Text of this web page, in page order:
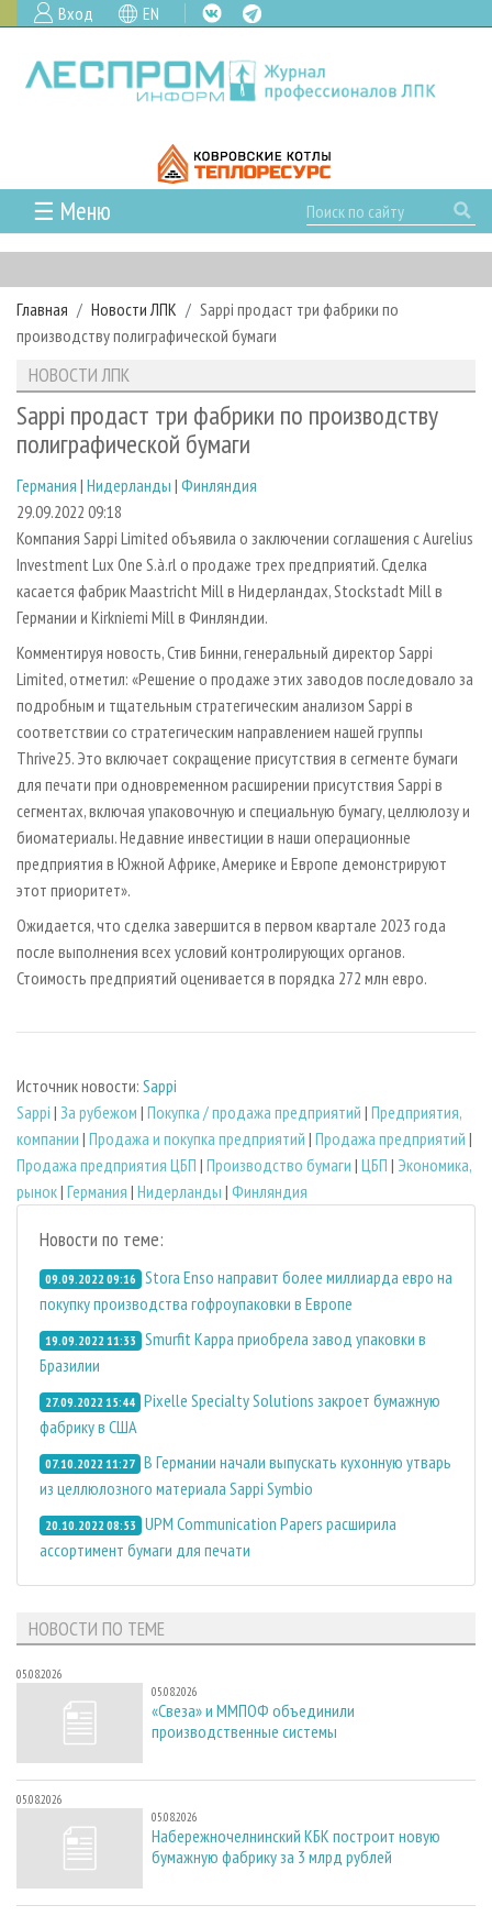
Вход EN
☰ Меню
ГЛАВНАЯ
РУБРИКИ И ТЕМЫ
РУБРИКИ ЖУРНАЛА
ЛЕСОЗАГОТОВКА
ЛЕСОПИЛЕНИЕ
СУШКА ДРЕВЕСИНЫ
ПРОИЗВОДСТВО ДРЕВЕСНЫХ ПЛИТ
ДЕРЕВЯННОЕ ДОМОСТРОЕНИЕ
ПРОИЗВОДСТВО МЕБЕЛИ
БИОЭНЕРГЕТИКА
ЦБП
ИНСТРУМЕНТ И МАТЕРИАЛЫ
НОВОСТИ
НОВОСТИ ЛПК
НОВОСТИ ЖУРНАЛА
ПРОЕКТЫ ЛПИ
АНАЛИТИКА
ПРЕДПРИЯТИЯ ЛПК
ПЕРСОНЫ
МОБИЛЬНЫЕ ВЫСТАВКИ
ОФИЦИАЛЬНЫЕ ДЕЛЕГАЦИИ
ПРИОРИТЕТНЫЕ ИНВЕСТПРОЕКТЫ
RUSSIAN FORESTRY REVIEW
ГАЗЕТА ЛЕСПРОМФОРУМ
БИБЛИОТЕКА СПЕЦИАЛИСТА
АРХИВ
АРХИВ ЖУРНАЛОВ
О ЖУРНАЛЕ
ПОДПИСКА
КОНТАКТЫ
РЕКЛАМОДАТЕЛЯМ
РЕКЛАМА
РЕКЛАМА НА САЙТЕ
Главная Новости ЛПК
Sappi продаст три фабрики по
производству полиграфической бумаги
НОВОСТИ ЛПК
Sappi продаст три фабрики по производству
полиграфической бумаги
Германия | Нидерланды | Финляндия
29.09.2022 09:18
Компания Sappi Limited объявила о заключении соглашения с Aurelius
Investment Lux One S.à.rl о продаже трех предприятий. Сделка
касается фабрик Maastricht Mill в Нидерландах, Stockstadt Mill в
Германии и Kirkniemi Mill в Финляндии.
Комментируя новость, Стив Бинни, генеральный директор Sappi
Limited, отметил: «Решение о продаже этих заводов последовало за
подробным и тщательным стратегическим анализом Sappi в
соответствии со стратегическим направлением нашей группы
Thrive25. Это включает сокращение присутствия в сегменте бумаги
для печати при одновременном расширении присутствия Sappi в
сегментах, включая упаковочную и специальную бумагу, целлюлозу и
биоматериалы. Недавние инвестиции в наши операционные
предприятия в Южной Африке, Америке и Европе демонстрируют
этот приоритет».
Ожидается, что сделка завершится в первом квартале 2023 года
после выполнения всех условий контролирующих органов.
Стоимость предприятий оценивается в порядка 272 млн евро.
Источник новости: Sappi
Sappi | За рубежом | Покупка / продажа предприятий | Предприятия,
компании | Продажа и покупка предприятий | Продажа предприятий |
Продажа предприятия ЦБП | Производство бумаги | ЦБП | Экономика,
рынок| Германия | Нидерланды | Финляндия
Новости по теме:
09.09.2022 09:16 Stora Enso направит более миллиарда евро на
покупку производства гофроупаковки в Европе
19.09.2022 11:33 Smurfit Kappa приобрела завод упаковки в
Бразилии
27.09.2022 15:44 Pixelle Specialty Solutions закроет бумажную
фабрику в США
07.10.2022 11:27 В Германии начали выпускать кухонную утварь
из целлюлозного материала Sappi Symbio
20.10.2022 08:53 UPM Communication Papers расширила
ассортимент бумаги для печати
НОВОСТИ ПО ТЕМЕ
05.08.2026
05.08.2026
«Свеза» и ММПОФ объединили
производственные системы
05.08.2026
05.08.2026
Набережночелнинский КБК построит новую
бумажную фабрику за 3 млрд рублей